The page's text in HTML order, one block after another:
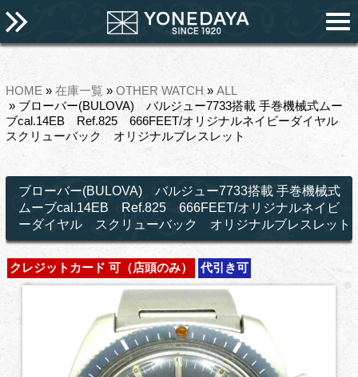
HOME » 在庫一覧 » OTHER WATCH » ALL
» ブローバー(BULOVA) バルジュー7733搭載 手巻機械式ムー
ブcal.14EB Ref.825 666FEET/オリジナルネイビーダイヤル
スクリューバック オリジナルブレスレット
ブローバー(BULOVA) バルジュー7733搭載 手巻機械式
ムーブcal.14EB Ref.825 666FEET/オリジナルネイビ
ーダイヤル スクリューバック オリジナルブレスレット
クレジットカード 可（店頭のみ） 代引き可